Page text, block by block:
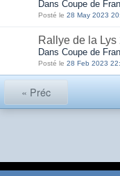
Dans Coupe de
Posté le 28 May 2023
Rallye de la Lys
Dans Coupe de
Posté le 28 Feb 2023
« Préc